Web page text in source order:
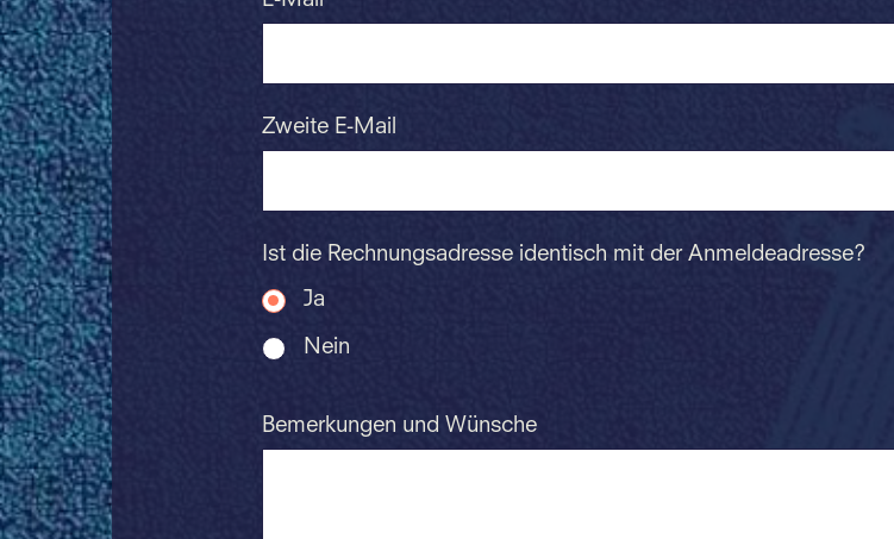
Zweite E-Mail
Ist die Rechnungsadresse identisch mit der Anmeldeadresse?
Ja
Nein
Bemerkungen und Wünsche